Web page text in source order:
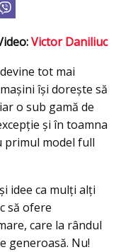
Victor Daniliuc
tot mai
își dorește să
o sub gamă de
şi în toamna
primul model full
idee ca mulți alți
să ofere
care la rândul
generoasă. Nu!